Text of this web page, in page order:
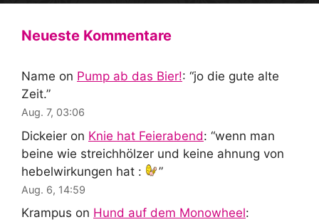
Neueste Kommentare
Name on Pump ab das Bier!: “jo die gute alte
Zeit.”
Aug. 7, 03:06
Dickeier on Knie hat Feierabend: “wenn man
beine wie streichhölzer und keine ahnung von
hebelwirkungen hat :
”
Aug. 6, 14:59
Krampus on Hund auf dem Monowheel: